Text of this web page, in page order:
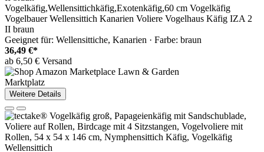
Vogelkäfig,Wellensittichkäfig,Exotenkäfig,60 cm Vogelkäfig
Vogelbauer Wellensittich Kanarien Voliere Vogelhaus Käfig IZA 2
II braun
Geeignet für: Wellensittiche, Kanarien · Farbe: braun
36,49 €*
ab 6,50 € Versand
Marktplatz
Weitere Details